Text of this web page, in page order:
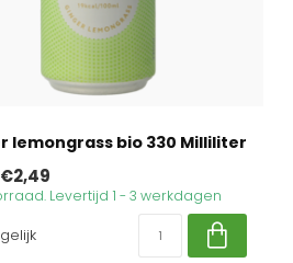
lemongrass bio 330 Milliliter
€2,49
Levertijd 1 - 3 werkdagen